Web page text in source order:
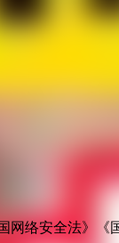
络安全法》